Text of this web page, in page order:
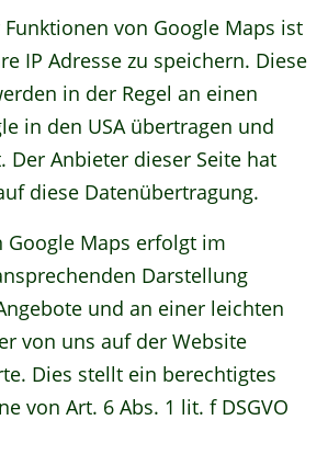
von Google Maps ist
IP Adresse zu speichern. Diese
in der Regel an einen
in den USA übertragen und
Der Anbieter dieser Seite hat
diese Datenübertragung.
Google Maps erfolgt im
Darstellung
und an einer leichten
von uns auf der Website
Dies stellt ein berechtigtes
von Art. 6 Abs. 1 lit. f DSGVO